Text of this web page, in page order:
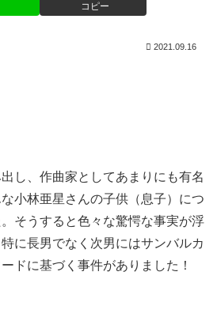
コピー
2021.09.16
し、作曲家としてあまりにも有名
小林亜星さんの子供（息子）につ
そうすると色々な驚愕な事実が浮
に長男でなく次男にはサンバルカ
ドに基づく事件がありました！